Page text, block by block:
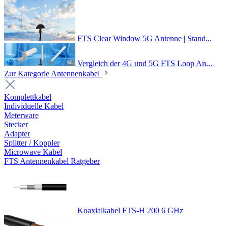
FTS Clear Window 5G Antenne | Stand...
Vergleich der 4G und 5G FTS Loop An...
Zur Kategorie Antennenkabel
Komplettkabel
Individuelle Kabel
Meterware
Stecker
Adapter
Splitter / Koppler
Microwave Kabel
FTS Antennenkabel Ratgeber
Koaxialkabel FTS-H 200 6 GHz